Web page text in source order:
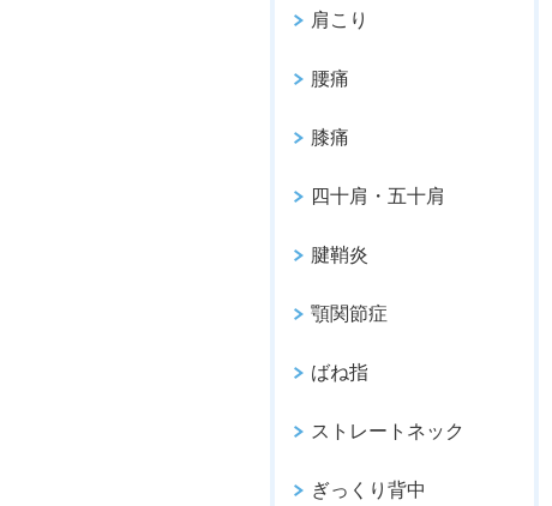
肩こり
腰痛
膝痛
四十肩・五十肩
腱鞘炎
顎関節症
ばね指
ストレートネック
ぎっくり背中